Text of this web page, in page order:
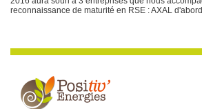
reconnaissance de maturité en RSE : AXAL d'abord